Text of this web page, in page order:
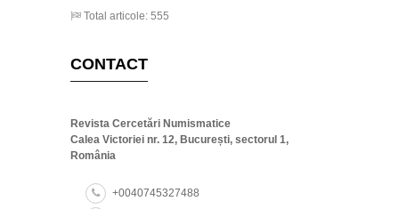
Total articole: 555
CONTACT
Revista Cercetări Numismatice
Calea Victoriei nr. 12, București, sectorul 1,
România
+0040745327488